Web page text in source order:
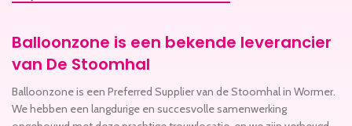
Balloonzone is een bekende leverancier
van De Stoomhal
Balloonzone is een Preferred Supplier van de Stoomhal in Wormer.
We hebben een langdurige en succesvolle samenwerking